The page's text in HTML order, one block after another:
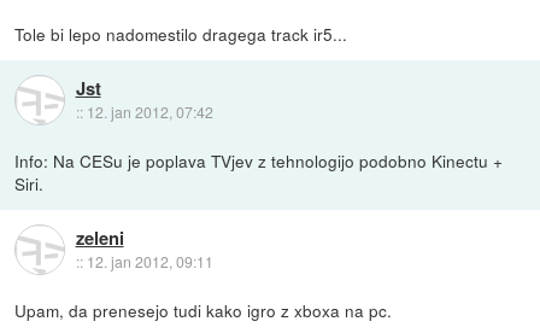
Tole bi lepo nadomestilo dragega track ir5...
Jst
:: 12. jan 2012, 07:42
Info: Na CESu je poplava TVjev z tehnologijo podobno Kinectu +
Siri.
zeleni
:: 12. jan 2012, 09:11
Upam, da prenesejo tudi kako igro z xboxa na pc.